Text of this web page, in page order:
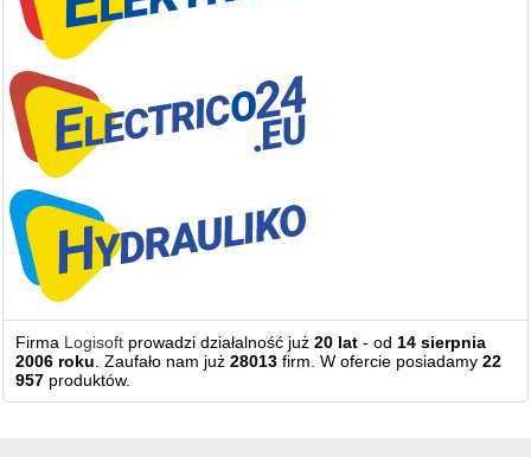
Firma Logisoft prowadzi działalność już20 lat - od 14 sierpnia
2006 roku . Zaufało nam już28013 firm. W ofercie posiadamy22
957 produktów.